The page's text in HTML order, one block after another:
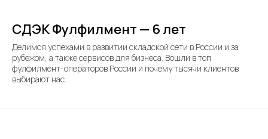
СДЭК Фулфилмент — 6 лет
Делимся успехами в развитии складской сети в России и за
рубежом, а также сервисов для бизнеса. Вошли в топ
фулфилмент-операторов России и почему тысячи клиентов
выбирают нас.